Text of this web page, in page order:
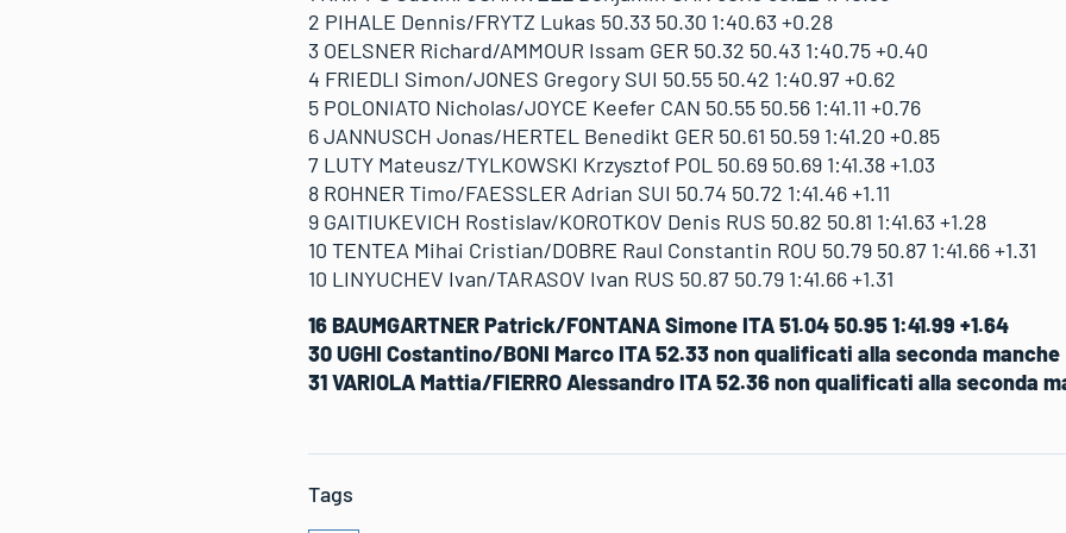
2 PIHALE Dennis/FRYTZ Lukas 50.33 50.30 1:40.63 +0.28
3 OELSNER Richard/AMMOUR Issam GER 50.32 50.43 1:40.75 +0.40
4 FRIEDLI Simon/JONES Gregory SUI 50.55 50.42 1:40.97 +0.62
5 POLONIATO Nicholas/JOYCE Keefer CAN 50.55 50.56 1:41.11 +0.76
6 JANNUSCH Jonas/HERTEL Benedikt GER 50.61 50.59 1:41.20 +0.85
7 LUTY Mateusz/TYLKOWSKI Krzysztof POL 50.69 50.69 1:41.38 +1.03
8 ROHNER Timo/FAESSLER Adrian SUI 50.74 50.72 1:41.46 +1.11
9 GAITIUKEVICH Rostislav/KOROTKOV Denis RUS 50.82 50.81 1:41.63 +1.28
10 TENTEA Mihai Cristian/DOBRE Raul Constantin ROU 50.79 50.87 1:41.66 +1.31
10 LINYUCHEV Ivan/TARASOV Ivan RUS 50.87 50.79 1:41.66 +1.31
16 BAUMGARTNER Patrick/FONTANA Simone ITA 51.04 50.95 1:41.99 +1.64
30 UGHI Costantino/BONI Marco ITA 52.33 non qualificati alla seconda manche
31 VARIOLA Mattia/FIERRO Alessandro ITA 52.36 non qualificati alla seconda
Tags